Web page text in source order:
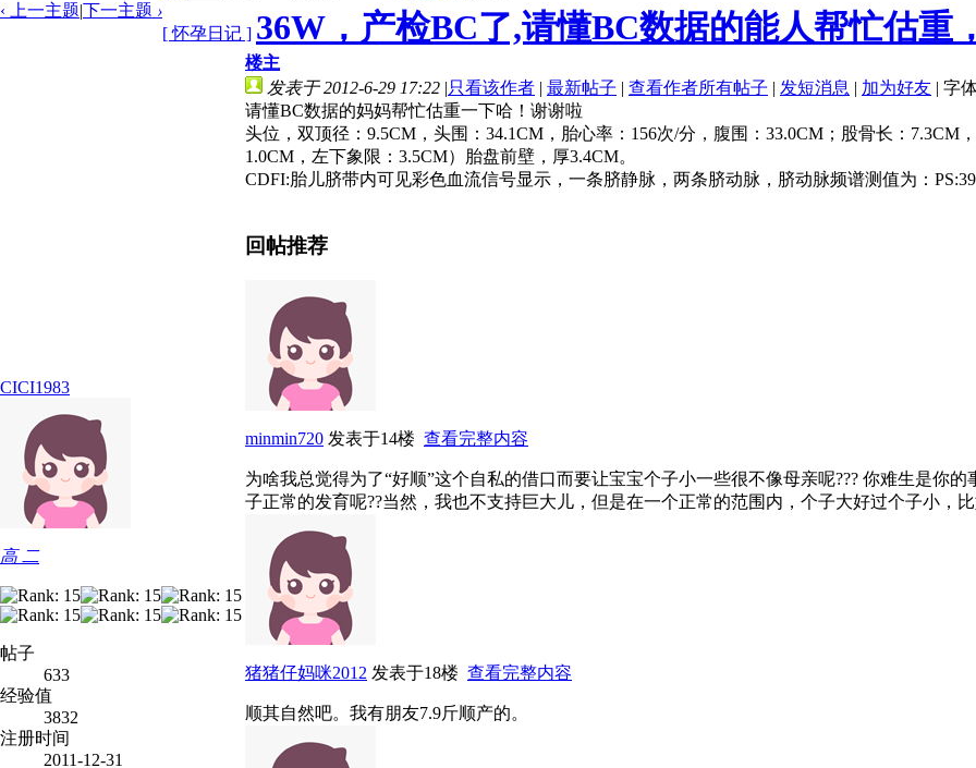
‹ 上一主题|下一主题 ›
[ 怀孕日记 ] 36W，产检BC了,请懂BC数据的能人帮忙估重
CICI1983
高 二
帖子
633
经验值
3832
注册时间
2011-12-31
楼主
发表于 2012-6-29 17:22 |只看该作者 | 最新帖子 | 查看作者所有帖子 | 发短消息 | 加为好友 | 字
请懂BC数据的妈妈帮忙估重一下哈！谢谢啦
头位，双顶径：9.5CM，头围：34.1CM，胎心率：156次/分，腹围：33.0CM；股骨长：
1.0CM，左下象限：3.5CM）胎盘前壁，厚3.4CM。
CDFI:胎儿脐带内可见彩色血流信号显示，一条脐静脉，两条脐动脉，脐动脉频谱测值为：
回帖推荐
minmin720 发表于14楼 查看完整内容
为啥我总觉得为了“好顺”这个自私的借口而要让宝宝个子小一些很不像母亲呢??? 你难生是你
子正常的发育呢??当然，我也不支持巨大儿，但是在一个正常的范围内，个子大好过个子小，
猪猪仔妈咪2012 发表于18楼 查看完整内容
顺其自然吧。我有朋友7.9斤顺产的。